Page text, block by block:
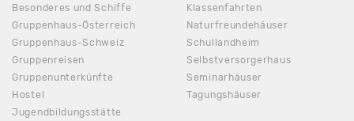
Besonderes und Schiffe
Gruppenhaus-Österreich
Gruppenhaus-Schweiz
Gruppenreisen
Gruppenunterkünfte
Hostel
Jugendbildungsstätte
Klassenfahrten
Naturfreundehäuser
Schullandheim
Selbstversorgerhaus
Seminarhäuser
Tagungshäuser